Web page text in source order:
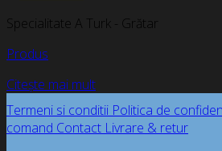
Specialitate A Turk - Grătar
Produs
Citește mai mult
Termeni si conditii Politica de
comand Contact Livrare & retur